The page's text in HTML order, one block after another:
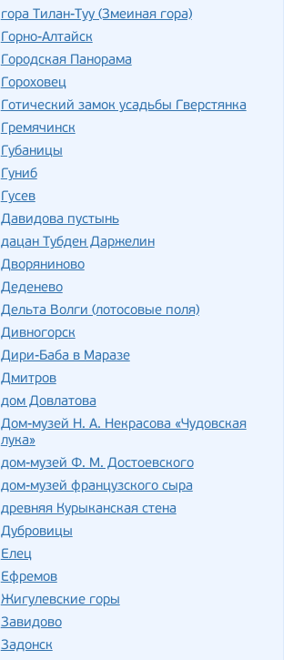
гора Тилан-Туу (Змеиная гора)
Горно-Алтайск
Городская Панорама
Гороховец
Готический замок усадьбы Гверстянка
Гремячинск
Губаницы
Гуниб
Гусев
Давидова пустынь
дацан Тубден Даржелин
Дворяниново
Деденево
Дельта Волги (лотосовые поля)
Дивногорск
Дири-Баба в Маразе
Дмитров
дом Довлатова
Дом-музей Н. А. Некрасова «Чудовская
лука»
дом-музей Ф. М. Достоевского
дом-музей французского сыра
древняя Курыканская стена
Дубровицы
Елец
Ефремов
Жигулевские горы
Завидово
Задонск